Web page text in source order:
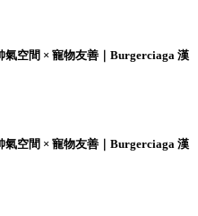
氣空間 × 寵物友善｜Burgerciaga 漢
氣空間 × 寵物友善｜Burgerciaga 漢